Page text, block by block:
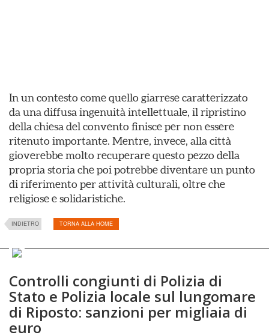
In un contesto come quello giarrese caratterizzato
da una diffusa ingenuità intellettuale, il ripristino
della chiesa del convento finisce per non essere
ritenuto importante. Mentre, invece, alla città
gioverebbe molto recuperare questo pezzo della
propria storia che poi potrebbe diventare un punto
di riferimento per attività culturali, oltre che
religiose e solidaristiche.
INDIETRO TORNA ALLA HOME
Controlli congiunti di Polizia di
Stato e Polizia locale sul lungomare
di Riposto: sanzioni per migliaia di
euro